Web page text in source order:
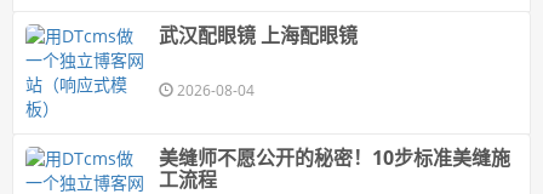
武汉配眼镜 上海配眼镜
2026-08-04
美缝师不愿公开的秘密！10步标准美缝施
工流程